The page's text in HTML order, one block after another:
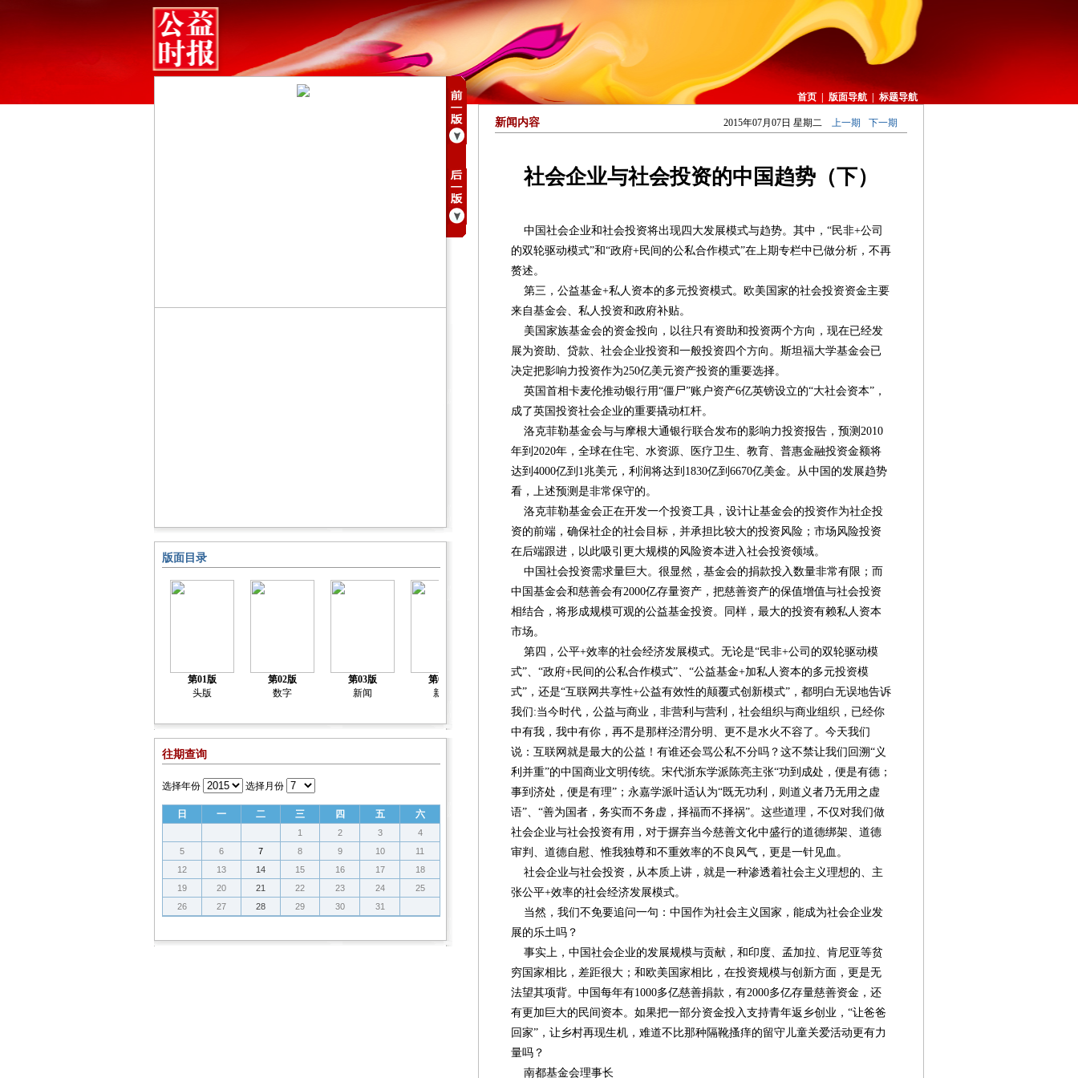
首页 版面导航 标题导航
版面目录
第01版
头版
第02版
数字
第03版
新闻
第04版
新闻
第05版
新闻
第06版
新闻
第07版
新闻
第08版
封面报道
第09版
封面报道
往期查询
选择年份 选择月份
日 一 二 三 四 五 六
1 2 3
4
5
6 7 8 9 10
11
12
13 14 15 16 17
18
19
20 21 22 23 24
25
26
27 28 29 30 31
新闻内容 2015年07月07日 星期二 上一期 下一期
社会企业与社会投资的中国趋势（下）
中国社会企业和社会投资将出现四大发展模式与趋势。其中，“民非+公司
的双轮驱动模式”和“政府+民间的公私合作模式”在上期专栏中已做分析，不再
赘述。
第三，公益基金+私人资本的多元投资模式。欧美国家的社会投资资金主要
来自基金会、私人投资和政府补贴。
美国家族基金会的资金投向，以往只有资助和投资两个方向，现在已经发
展为资助、贷款、社会企业投资和一般投资四个方向。斯坦福大学基金会已
决定把影响力投资作为250亿美元资产投资的重要选择。
英国首相卡麦伦推动银行用“僵尸”账户资产6亿英镑设立的“大社会资本”，
成了英国投资社会企业的重要撬动杠杆。
洛克菲勒基金会与与摩根大通银行联合发布的影响力投资报告，预测2010
年到2020年，全球在住宅、水资源、医疗卫生、教育、普惠金融投资金额将
达到4000亿到1兆美元，利润将达到1830亿到6670亿美金。从中国的发展趋势
看，上述预测是非常保守的。
洛克菲勒基金会正在开发一个投资工具，设计让基金会的投资作为社企投
资的前端，确保社企的社会目标，并承担比较大的投资风险；市场风险投资
在后端跟进，以此吸引更大规模的风险资本进入社会投资领域。
中国社会投资需求量巨大。很显然，基金会的捐款投入数量非常有限；而
中国基金会和慈善会有2000亿存量资产，把慈善资产的保值增值与社会投资
相结合，将形成规模可观的公益基金投资。同样，最大的投资有赖私人资本
市场。
第四，公平+效率的社会经济发展模式。无论是“民非+公司的双轮驱动模
式”、“政府+民间的公私合作模式”、“公益基金+加私人资本的多元投资模
式”，还是“互联网共享性+公益有效性的颠覆式创新模式”，都明白无误地告诉
我们:当今时代，公益与商业，非营利与营利，社会组织与商业组织，已经你
中有我，我中有你，再不是那样泾渭分明、更不是水火不容了。今天我们
说：互联网就是最大的公益！有谁还会骂公私不分吗？这不禁让我们回溯“义
利并重”的中国商业文明传统。宋代浙东学派陈亮主张“功到成处，便是有德；
事到济处，便是有理”；永嘉学派叶适认为“既无功利，则道义者乃无用之虚
语”、“善为国者，务实而不务虚，择福而不择祸”。这些道理，不仅对我们做
社会企业与社会投资有用，对于摒弃当今慈善文化中盛行的道德绑架、道德
审判、道德自慰、惟我独尊和不重效率的不良风气，更是一针见血。
社会企业与社会投资，从本质上讲，就是一种渗透着社会主义理想的、主
张公平+效率的社会经济发展模式。
当然，我们不免要追问一句：中国作为社会主义国家，能成为社会企业发
展的乐土吗？
事实上，中国社会企业的发展规模与贡献，和印度、孟加拉、肯尼亚等贫
穷国家相比，差距很大；和欧美国家相比，在投资规模与创新方面，更是无
法望其项背。中国每年有1000多亿慈善捐款，有2000多亿存量慈善资金，还
有更加巨大的民间资本。如果把一部分资金投入支持青年返乡创业，“让爸爸
回家”，让乡村再现生机，难道不比那种隔靴搔痒的留守儿童关爱活动更有力
量吗？
南都基金会理事长